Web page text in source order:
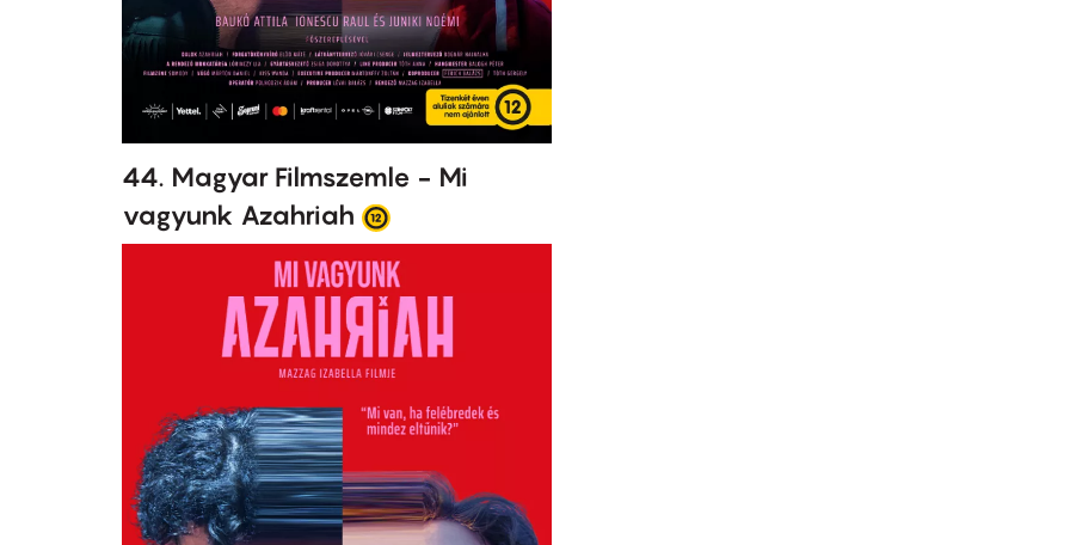
44. Magyar Filmszemle - Mi
vagyunk Azahriah